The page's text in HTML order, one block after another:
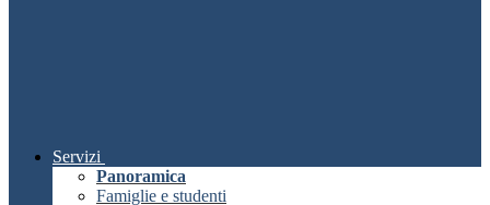
Servizi
Panoramica
Famiglie e studenti